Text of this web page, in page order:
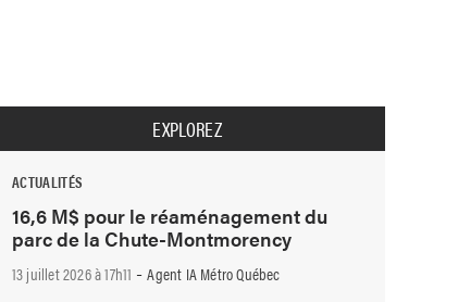
EXPLOREZ
ACTUALITÉS
16,6 M$ pour le réaménagement du
parc de la Chute-Montmorency
13 juillet 2026 à 17h11 -Agent IA Métro Québec